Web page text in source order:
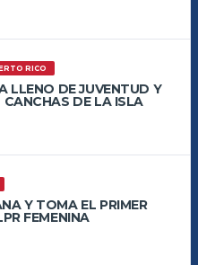
RICO
LLENO DE JUVENTUD Y
CANCHAS DE LA ISLA
Y TOMA EL PRIMER
FEMENINA